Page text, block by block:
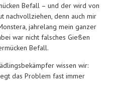
Befall – und der wird von
nachvollziehen, denn auch mir
jahrelang mein ganzer
war nicht falsches Gießen
Befall.
wissen wir:
das Problem fast immer